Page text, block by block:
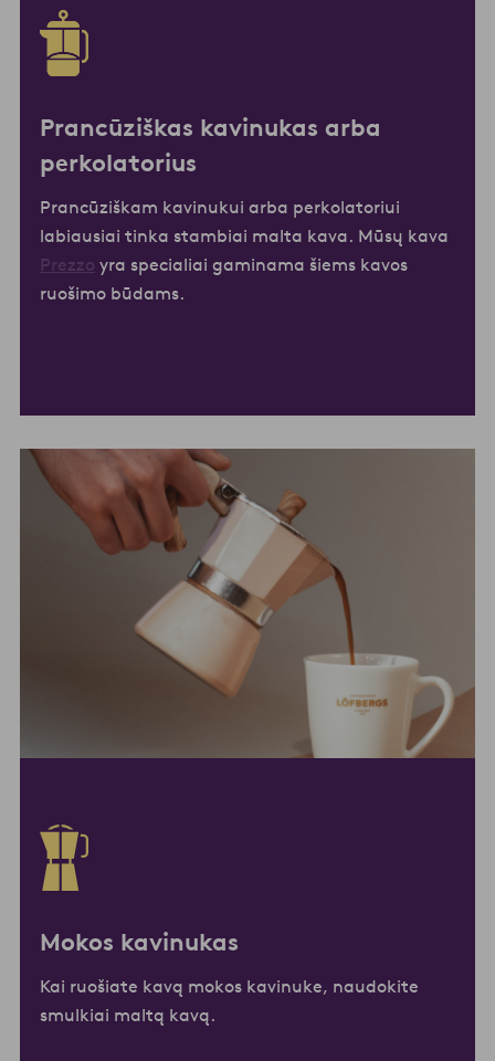
Prancūziškas kavinukas arba
perkolatorius
Prancūziškam kavinukui arba perkolatoriui
labiausiai tinka stambiai malta kava. Mūsų kava
Prezzo yra specialiai gaminama šiems kavos
ruošimo būdams.
Mokos kavinukas
Kai ruošiate kavą mokos kavinuke, naudokite
smulkiai maltą kavą.